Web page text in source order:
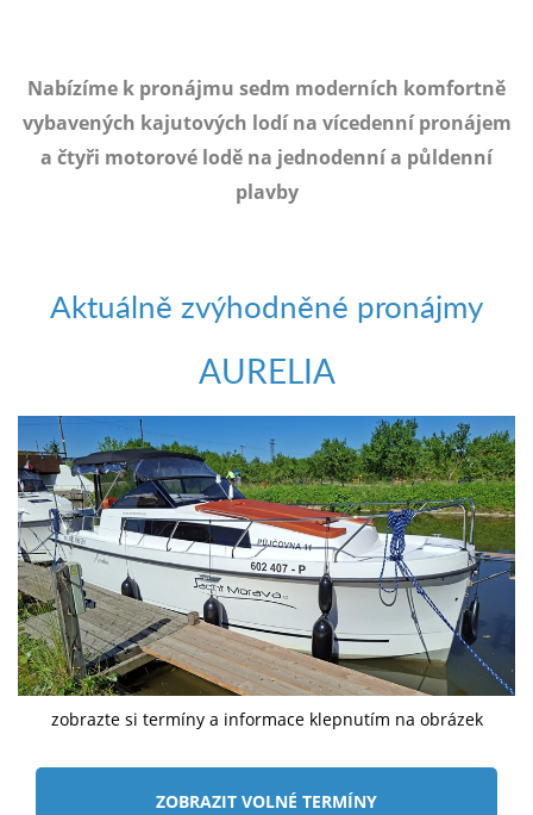
Nabízíme k pronájmu sedm moderních komfortně
vybavených kajutových lodí na vícedenní pronájem
a čtyři motorové lodě na jednodenní a půldenní
plavby
Aktuálně zvýhodněné pronájmy
AURELIA
zobrazte si termíny a informace klepnutím na obrázek
ZOBRAZIT VOLNÉ TERMÍNY
objednat
poukaz